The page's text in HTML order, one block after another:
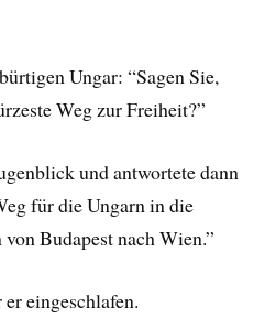
Ungar: “Sagen Sie,
Weg zur Freiheit?”
und antwortete dann
für die Ungarn in die
Budapest nach Wien.”
eingeschlafen.